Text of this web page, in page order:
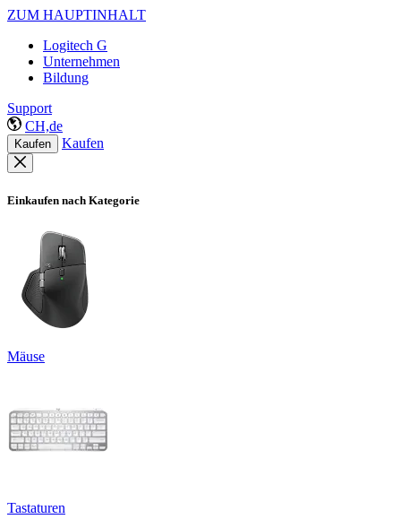
ZUM HAUPTINHALT
Logitech G
Unternehmen
Bildung
Support
CH,de
Kaufen Kaufen
Einkaufen nach Kategorie
Mäuse
Tastaturen